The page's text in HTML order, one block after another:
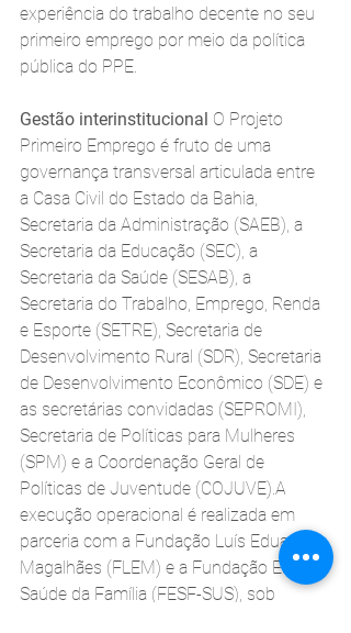
experiência do trabalho decente no seu
primeiro emprego por meio da política
pública do PPE.
Gestão interinstitucional O Projeto
Primeiro Emprego é fruto de uma
governança transversal articulada entre
a Casa Civil do Estado da Bahia,
Secretaria da Administração (SAEB), a
Secretaria da Educação (SEC), a
Secretaria da Saúde (SESAB), a
Secretaria do Trabalho, Emprego, Renda
e Esporte (SETRE), Secretaria de
Desenvolvimento Rural (SDR), Secretaria
de Desenvolvimento Econômico (SDE) e
as secretárias convidadas (SEPROMI),
Secretaria de Políticas para Mulheres
(SPM) e a Coordenação Geral de
Políticas de Juventude (COJUVE).A
execução operacional é realizada em
parceria com a Fundação Luís Eduardo
Magalhães (FLEM) e a Fundação Estatal
Saúde da Família (FESF-SUS), sob